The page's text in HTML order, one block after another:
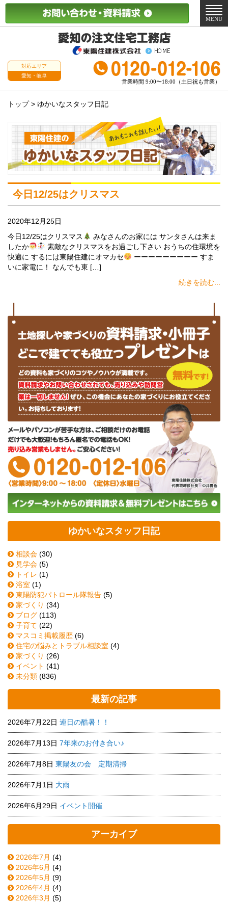
対応エリア
愛知・岐阜
営業時間 9:00〜18:00（土日祝も営業）
メ
ニ
MENU
トップ> ゆかいなスタッフ日記
今日12/25はクリスマス
2020年12月25日
今日12/25はクリスマス
みなさんのお家には サンタさんは来ま
したか
素敵なクリスマスをお過ごし下さい おうちの住環境を
快適に するには東陽住建にオマカセ
ーーーーーーーーー すま
いに家電に！ なんでも東 […]
続きを読む...
ゆかいなスタッフ日記
相談会 (30)
見学会 (5)
トイレ (1)
浴室 (1)
東陽防犯パトロール隊報告 (5)
家づくり (34)
ブログ (113)
子育て (22)
マスコミ掲載履歴 (6)
住宅の悩みとトラブル相談室 (4)
家づくり (26)
イベント (41)
未分類 (836)
最新の記事
2026年7月22日 連日の酷暑！！
2026年7月13日 7年来のお付き合い♪
2026年7月8日 東陽友の会 定期清掃
2026年7月1日 大雨
2026年6月29日 イベント開催
アーカイブ
2026年7月 (4)
2026年6月 (4)
2026年5月 (9)
2026年4月 (4)
2026年3月 (5)